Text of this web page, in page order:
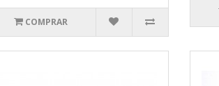
COMPRAR